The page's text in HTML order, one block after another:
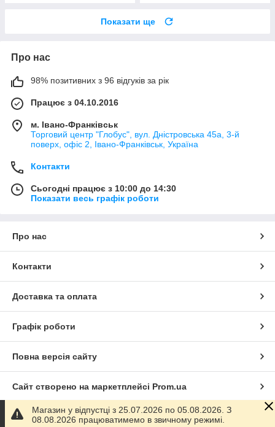
Показати ще
Про нас
98% позитивних з 96 відгуків за рік
Працює з 04.10.2016
м. Івано-Франківськ
Торговий центр "Глобус", вул. Дністровська 45а, 3-й
поверх, офіс 2, Івано-Франківськ, Україна
Контакти
Сьогодні працює з 10:00 до 14:30
Показати весь графік роботи
Про нас
Контакти
Доставка та оплата
Графік роботи
Повна версія сайту
Сайт створено на маркетплейсі Prom.ua
Політика конфіденційності
Магазин у відпустці з 25.07.2026 по 05.08.2026. З
08.08.2026 працюватимемо в звичному режимі.